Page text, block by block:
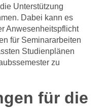
Unterstützung
Dabei kann es
Anwesenheitspflicht
für Seminararbeiten
Studienplänen
zu
für die